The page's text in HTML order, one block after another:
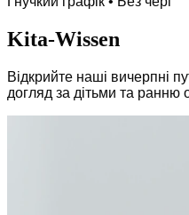
Kita-Wissen
Відкрийте наші вичерпні
догляд за дітьми та ранню